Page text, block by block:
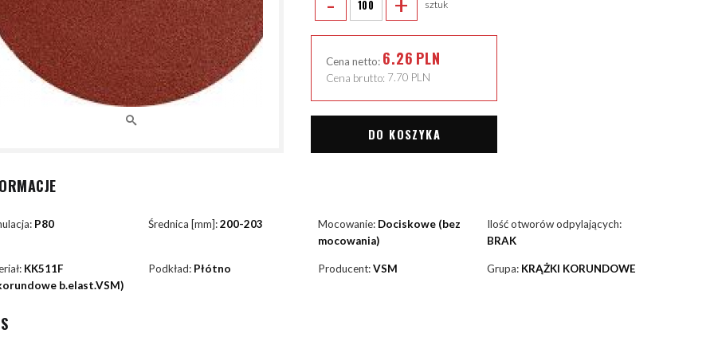
sztuk
Cena netto: 6.26 PLN
Cena brutto: 7.70 PLN
DO KOSZYKA
P80 Średnica [mm]:200-203 Mocowanie: Dociskowe (bez
mocowania)
Ilość otworów odpylających:
BRAK
KK511F
b.elast.VSM)
Podkład: Płótno Producent:VSM Grupa: KRĄŻKI KORUNDOWE